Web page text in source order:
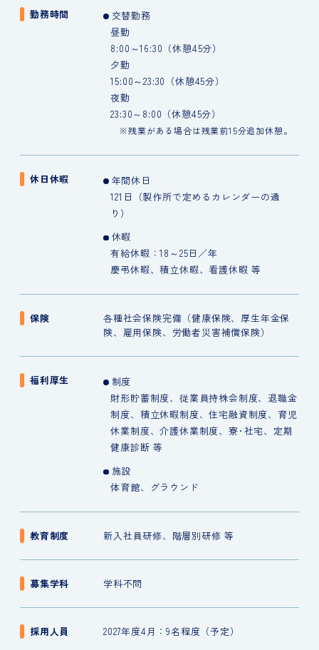
勤務時間
交替勤務
昼勤
8:00～16:30（休憩45分）
夕勤
15:00～23:30（休憩45分）
夜勤
23:30～8:00（休憩45分）
※残業がある場合は残業前15分追加休憩。
休日休暇
年間休日
121日（製作所で定めるカレンダーの通
り）
休暇
有給休暇：18～25日／年
慶弔休暇、積立休暇、看護休暇 等
保険
各種社会保険完備（健康保険、厚生年金保
険、雇用保険、労働者災害補償保険）
福利厚生
制度
財形貯蓄制度、従業員持株会制度、退職金
制度、積立休暇制度、住宅融資制度、育児
休業制度、介護休業制度、寮･社宅、定期
健康診断 等
施設
体育館、グラウンド
教育制度 新入社員研修、階層別研修 等
募集学科 学科不問
採用人員 2027年度4月：9名程度（予定）